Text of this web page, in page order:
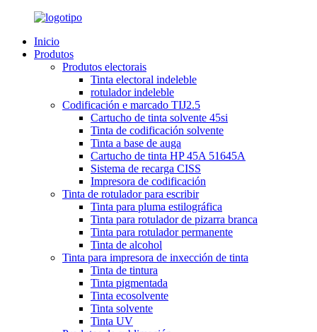
Inicio
Produtos
Produtos electorais
Tinta electoral indeleble
rotulador indeleble
Codificación e marcado TIJ2.5
Cartucho de tinta solvente 45si
Tinta de codificación solvente
Tinta a base de auga
Cartucho de tinta HP 45A 51645A
Sistema de recarga CISS
Impresora de codificación
Tinta de rotulador para escribir
Tinta para pluma estilográfica
Tinta para rotulador de pizarra branca
Tinta para rotulador permanente
Tinta de alcohol
Tinta para impresora de inxección de tinta
Tinta de tintura
Tinta pigmentada
Tinta ecosolvente
Tinta solvente
Tinta UV